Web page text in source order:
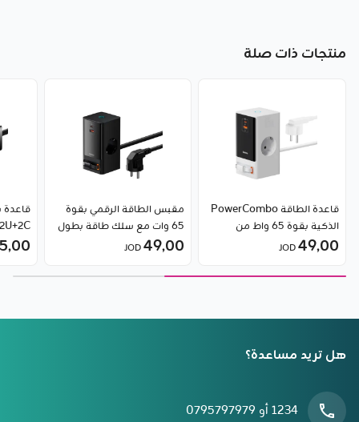
منتجات ذات صلة
قاعدة الطاقة PowerCombo
الذكية بقوة 65 واط من
Baseus
49٫00
مقبس الطاقة الرقمي بقوة
65 وات مع سلك طاقة بطول
1.5 متر (EU) من Baseus
49٫00JOD
65 واط من Baseus
هل تريد مساعدة؟
1234 أو 0795797979